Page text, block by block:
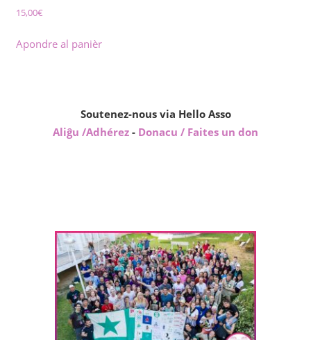
15,00€
Apondre al panièr
Soutenez-nous via Hello Asso
Aliĝu /Adhérez - Donacu / Faites un don